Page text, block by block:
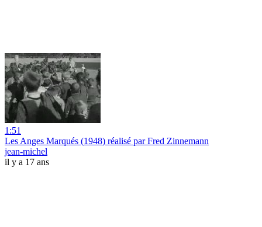
1:51
Les Anges Marqués (1948) réalisé par Fred Zinnemann
jean-michel
il y a 17 ans